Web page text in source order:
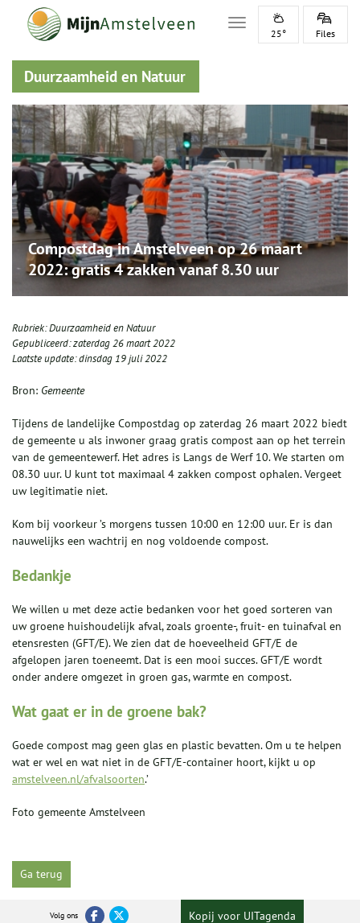
Toggle navigation
25° Files
Duurzaamheid en Natuur
Compostdag in Amstelveen op 26 maart
2022: gratis 4 zakken vanaf 8.30 uur
Rubriek:Duurzaamheid en Natuur
Gepubliceerd:zaterdag 26 maart 2022
Laatste update:dinsdag 19 juli 2022
Bron: Gemeente
Tijdens de landelijke Compostdag op zaterdag 26 maart 2022 biedt
de gemeente u als inwoner graag gratis compost aan op het terrein
van de gemeentewerf. Het adres is Langs de Werf 10. We starten om
08.30 uur. U kunt tot maximaal 4 zakken compost ophalen. Vergeet
uw legitimatie niet.
Kom bij voorkeur ’s morgens tussen 10:00 en 12:00 uur. Er is dan
nauwelijks een wachtrij en nog voldoende compost.
Bedankje
We willen u met deze actie bedanken voor het goed sorteren van
uw groene huishoudelijk afval, zoals groente-, fruit- en tuinafval en
etensresten (GFT/E). We zien dat de hoeveelheid GFT/E de
afgelopen jaren toeneemt. Dat is een mooi succes. GFT/E wordt
onder andere omgezet in groen gas, warmte en compost.
Wat gaat er in de groene bak?
Goede compost mag geen glas en plastic bevatten. Om u te helpen
wat er wel en wat niet in de GFT/E-container hoort, kijkt u op
amstelveen.nl/afvalsoorten.’
Foto gemeente Amstelveen
Ga terug
Volg ons Kopij voor UITagenda